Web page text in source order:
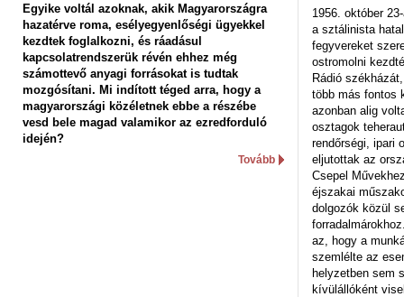
Egyike voltál azoknak, akik Magyarországra
hazatérve roma, esélyegyenlőségi ügyekkel
kezdtek foglalkozni, és ráadásul
kapcsolatrendszerük révén ehhez még
számottevő anyagi forrásokat is tudtak
mozgósítani. Mi indított téged arra, hogy a
magyarországi közéletnek ebbe a részébe
vesd bele magad valamikor az ezredforduló
idején?
Tovább
1956. október
a sztálinista
fegyvereket
ostromolni
Rádió
több más fontos
azonban alig
osztagok
rendőrségi, ipari
eljutottak az
Csepel
éjszakai
dolgozók közül
az, hogy a
szemlélte az
helyzetben sem
kívülállóként